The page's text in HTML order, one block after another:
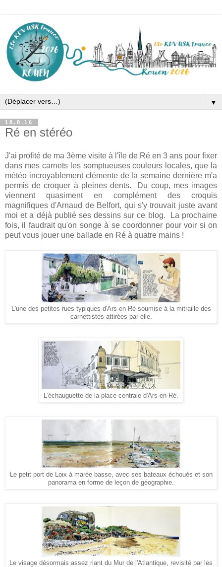
▼
18.8.16
Ré en stéréo
J'ai profité de ma 3ème visite à l'île de Ré en 3 ans pour fixer
dans mes carnets les somptueuses couleurs locales, que la
météo incroyablement clémente de la semaine dernière m'a
permis de croquer à pleines dents. Du coup, mes images
viennent quasiment en complément des croquis
magnifiques d'Arnaud de Belfort, qui s'y trouvait juste avant
moi et a déjà publié ses dessins sur ce blog. La prochaine
fois, il faudrait qu'on songe à se coordonner pour voir si on
peut vous jouer une ballade en Ré à quatre mains !
L'une des petites rues typiques d'Ars-en-Ré soumise à la mitraille des
carnettistes attirées par elle.
L'échauguette de la place centrale d'Ars-en-Ré.
Le petit port de Loix à marée basse, avec ses bateaux échoués et son
panorama en forme de leçon de géographie.
Le visage désormais assez riant du Mur de l'Atlantique, revisité par les